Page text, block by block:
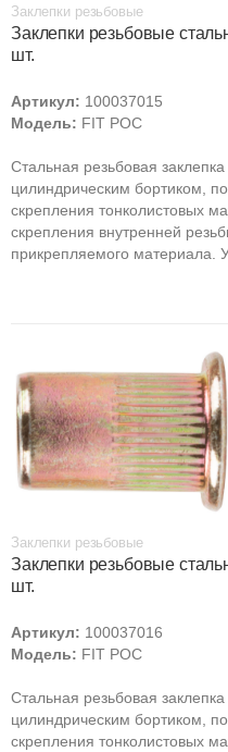
Заклепки резьбовые
Заклепки резьбовые
шт.
Артикул: 100037015
Модель: FIT РОС
Стальная резьбовая
цилиндрическим бортиком,
скрепления тонколистовых
скрепления внутренней
прикрепляемого материала.
Заклепки резьбовые
Заклепки резьбовые
шт.
Артикул: 100037016
Модель: FIT РОС
Стальная резьбовая
цилиндрическим бортиком,
скрепления тонколистовых